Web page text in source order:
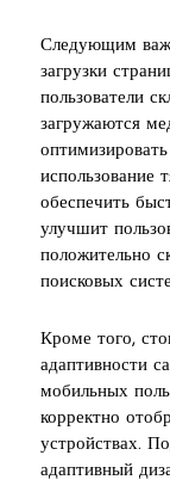
Следующим
загрузки
пользователи
загружаются
использование
обеспечить
улучшит
положительно
поисковых
Кроме того,
адаптивности
мобильных
корректно
устройствах.
адаптивный